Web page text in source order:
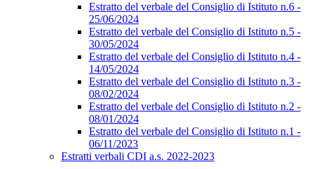
Estratto del verbale del Consiglio di Istituto n.6 -
25/06/2024
Estratto del verbale del Consiglio di Istituto n.5 -
30/05/2024
Estratto del verbale del Consiglio di Istituto n.4 -
14/05/2024
Estratto del verbale del Consiglio di Istituto n.3 -
08/02/2024
Estratto del verbale del Consiglio di Istituto n.2 -
08/01/2024
Estratto del verbale del Consiglio di Istituto n.1 -
06/11/2023
Estratti verbali CDI a.s. 2022-2023